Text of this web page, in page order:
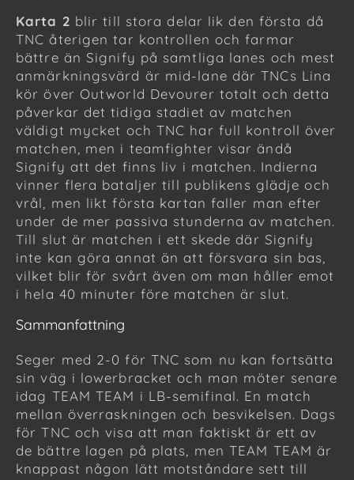
Karta 2 blir till stora delar lik den första då
TNC återigen tar kontrollen och farmar
bättre än Signify på samtliga lanes och mest
anmärkningsvärd är mid-lane där TNCs Lina
kör över Outworld Devourer totalt och detta
påverkar det tidiga stadiet av matchen
väldigt mycket och TNC har full kontroll över
matchen, men i teamfighter visar ändå
Signify att det finns liv i matchen. Indierna
vinner flera bataljer till publikens glädje och
vrål, men likt första kartan faller man efter
under de mer passiva stunderna av matchen.
Till slut är matchen i ett skede där Signify
inte kan göra annat än att försvara sin bas,
vilket blir för svårt även om man håller emot
i hela 40 minuter före matchen är slut.
Sammanfattning
Seger med 2-0 för TNC som nu kan fortsätta
sin väg i lowerbracket och man möter senare
idag TEAM TEAM i LB-semifinal. En match
mellan överraskningen och besvikelsen. Dags
för TNC och visa att man faktiskt är ett av
de bättre lagen på plats, men TEAM TEAM är
knappast någon lätt motståndare sett till